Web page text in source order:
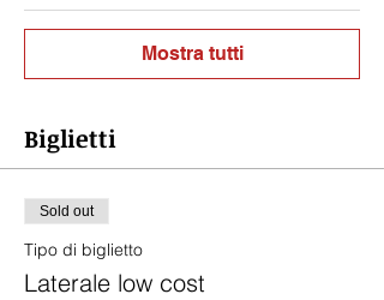
Mostra tutti
Biglietti
Sold out
Tipo di biglietto
Laterale low cost